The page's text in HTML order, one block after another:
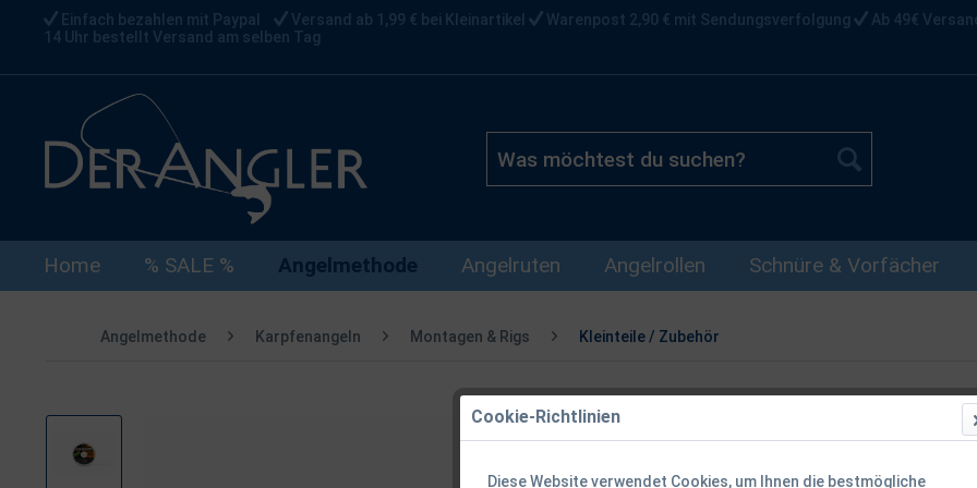
Einfach bezahlen mit Paypal Versand ab 1,99 € bei Kleinartikel Warenpost 2,90 € mit Sendungsverfolgung Ab 49€
14 Uhr bestellt Versand am selben Tag
Home % SALE % Angelmethode Angelruten Angelrollen Schnüre & Vorfächer
Angelmethode Karpfenangeln Montagen & Rigs Kleinteile / Zubehör
Fox Edges
Cookie-Richtlinien
Diese Website verwendet Cookies, um Ihnen die bestmögliche